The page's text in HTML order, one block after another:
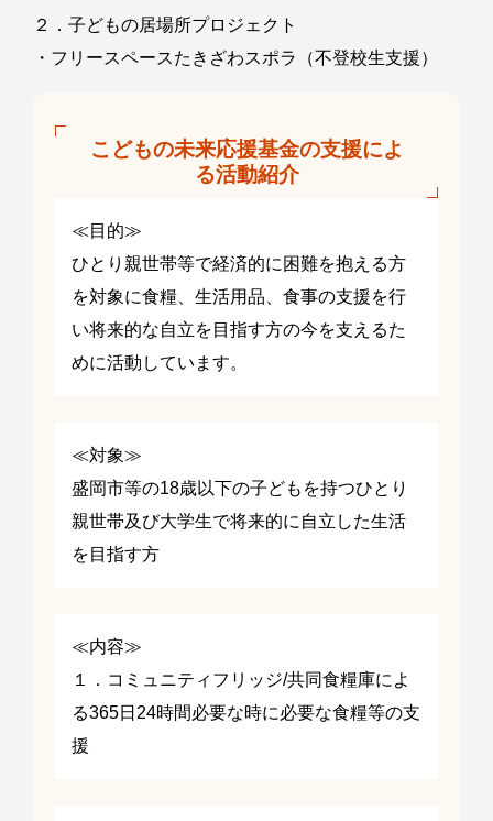
２．子どもの居場所プロジェクト
・フリースペースたきざわスポラ（不登校生支援）
こどもの未来応援基金の支援によ
る活動紹介
≪目的≫
ひとり親世帯等で経済的に困難を抱える方
を対象に食糧、生活用品、食事の支援を行
い将来的な自立を目指す方の今を支えるた
めに活動しています。
≪対象≫
盛岡市等の18歳以下の子どもを持つひとり
親世帯及び大学生で将来的に自立した生活
を目指す方
≪内容≫
１．コミュニティフリッジ/共同食糧庫によ
る365日24時間必要な時に必要な食糧等の支
援